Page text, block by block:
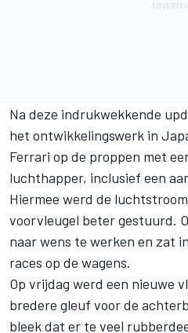
Na deze indrukwekkende
het ontwikkelingswerk in
Ferrari op de proppen met
luchthapper, inclusief een
Hiermee werd de
voorvleugel beter gestuurd.
naar wens te werken en zat
races op de wagens.
Op vrijdag werd een nieuwe
bredere gleuf voor de
bleek dat er te veel